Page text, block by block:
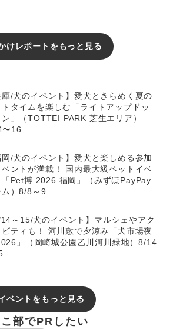
けレポートをもっと見る
庫/犬のイベント】愛犬ときらめく夏の
タイムを楽しむ「ライトアップドッ
ン」（TOTTEI PARK 芝生エリア）
16
岡/犬のイベント】愛犬と楽しめる参加
ントが満載！ 国内最大級ペットイベ
「Pet博 2026 福岡」（みずほPayPay
ム）8/8～9
14～15/犬のイベント】マルシェやアク
ビティも！ 河川敷で夕涼み「犬市場夜
」（岡崎城公園乙川河川緑地）8/14
ベントをもっと見る
部でPRしたい